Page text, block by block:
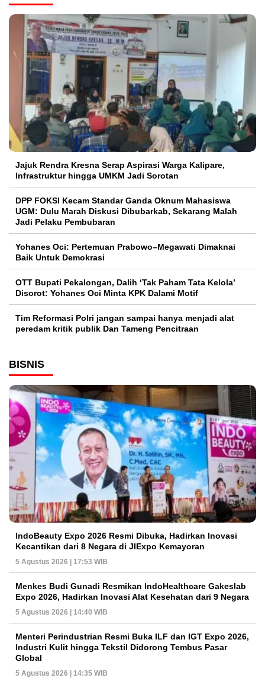
Jajuk Rendra Kresna Serap Aspirasi Warga Kalipare,
Infrastruktur hingga UMKM Jadi Sorotan
DPP FOKSI Kecam Standar Ganda Oknum Mahasiswa
UGM: Dulu Marah Diskusi Dibubarkab, Sekarang Malah
Jadi Pelaku Pembubaran
Yohanes Oci: Pertemuan Prabowo–Megawati Dimaknai
Baik Untuk Demokrasi
OTT Bupati Pekalongan, Dalih ‘Tak Paham Tata Kelola’
Disorot: Yohanes Oci Minta KPK Dalami Motif
Tim Reformasi Polri jangan sampai hanya menjadi alat
peredam kritik publik Dan Tameng Pencitraan
BISNIS
IndoBeauty Expo 2026 Resmi Dibuka, Hadirkan Inovasi
Kecantikan dari 8 Negara di JIExpo Kemayoran
5 Agustus 2026 | 17:53 WIB
Menkes Budi Gunadi Resmikan IndoHealthcare Gakeslab
Expo 2026, Hadirkan Inovasi Alat Kesehatan dari 9 Negara
5 Agustus 2026 | 14:40 WIB
Menteri Perindustrian Resmi Buka ILF dan IGT Expo 2026,
Industri Kulit hingga Tekstil Didorong Tembus Pasar
Global
5 Agustus 2026 | 14:35 WIB